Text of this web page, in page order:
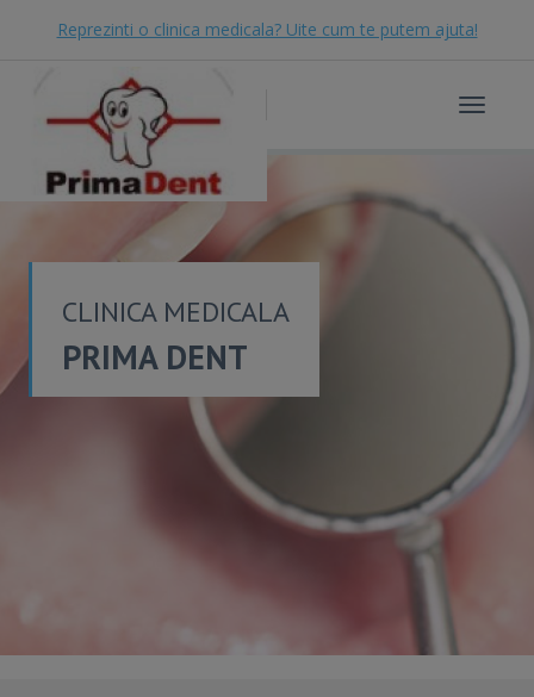
Reprezinti o clinica medicala? Uite cum te putem ajuta!
Toggle
CLINICA MEDICALA
PRIMA DENT